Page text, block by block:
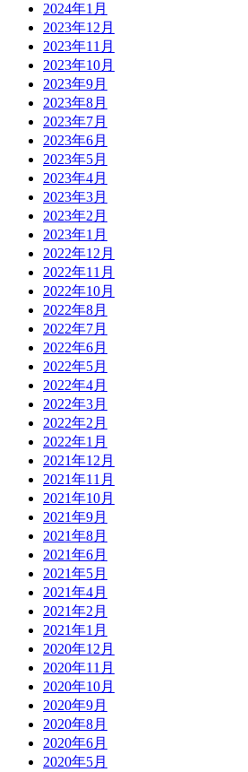
2024年1月
2023年12月
2023年11月
2023年10月
2023年9月
2023年8月
2023年7月
2023年6月
2023年5月
2023年4月
2023年3月
2023年2月
2023年1月
2022年12月
2022年11月
2022年10月
2022年8月
2022年7月
2022年6月
2022年5月
2022年4月
2022年3月
2022年2月
2022年1月
2021年12月
2021年11月
2021年10月
2021年9月
2021年8月
2021年6月
2021年5月
2021年4月
2021年2月
2021年1月
2020年12月
2020年11月
2020年10月
2020年9月
2020年8月
2020年6月
2020年5月